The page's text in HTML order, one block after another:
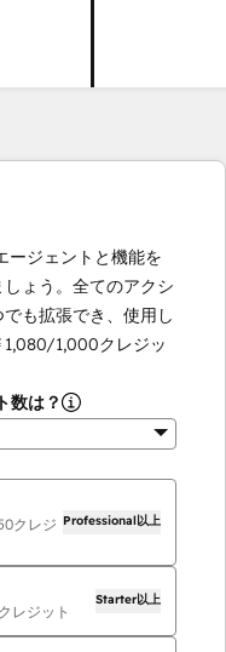
ジェントと機能を
ょう。全てのアクシ
も拡張でき、使用し
1,080/1,000クレジッ
数は？
クレジ Professional以上
クレジット
Starter以上